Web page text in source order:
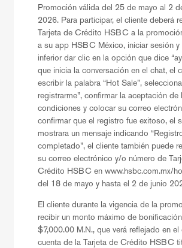
Promoción válida del 25 de mayo al 2
2026. Para participar, el cliente deberá
Tarjeta de Crédito HSBC a la
a su app HSBC México, iniciar sesión y
inferior dar clic en la opción que dice
que inicia la conversación en el chat, el
escribir la palabra “Hot Sale”,
registrarme”, confirmar la aceptación
condiciones y colocar su correo
confirmar que el registro fue exitoso, el
mostrara un mensaje indicando
completado”, el cliente también puede
su correo electrónico y/o número de
Crédito HSBC en www.hsbc.com.mx/
del 18 de mayo y hasta el 2 de junio
El cliente durante la vigencia de la
recibir un monto máximo de
$7,000.00 M.N., que verá reflejado en
cuenta de la Tarjeta de Crédito HSBC